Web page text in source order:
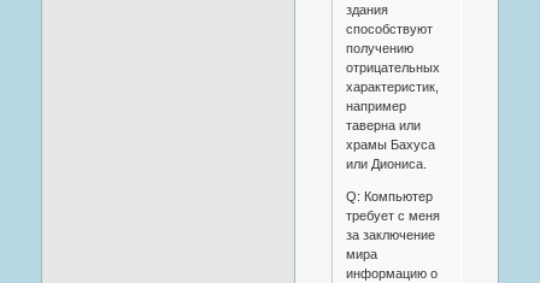
здания
способствуют
получению
отрицательных
характеристик,
например
таверна или
храмы Бахуса
или Диониса.
Q: Компьютер
требует с меня
за заключение
мира
информацию о